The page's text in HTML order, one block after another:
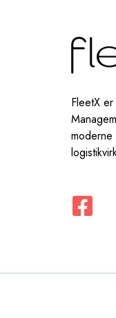
FleetX